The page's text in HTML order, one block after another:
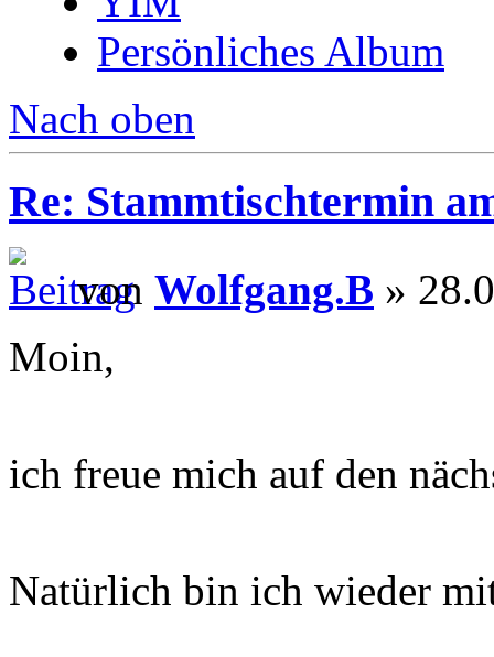
Persönliches Album
Nach oben
Re: Stammtischtermin
von Wolfgang.B »
Moin,
ich freue mich auf den
Natürlich bin ich wieder